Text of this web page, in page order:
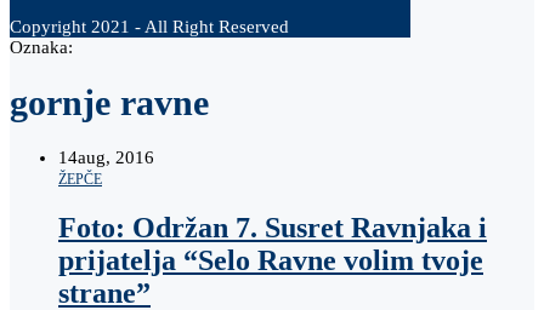
Copyright 2021 - All Right Reserved
Oznaka:
gornje ravne
14aug, 2016
ŽEPČE
Foto: Održan 7. Susret Ravnjaka i
prijatelja “Selo Ravne volim tvoje
strane”